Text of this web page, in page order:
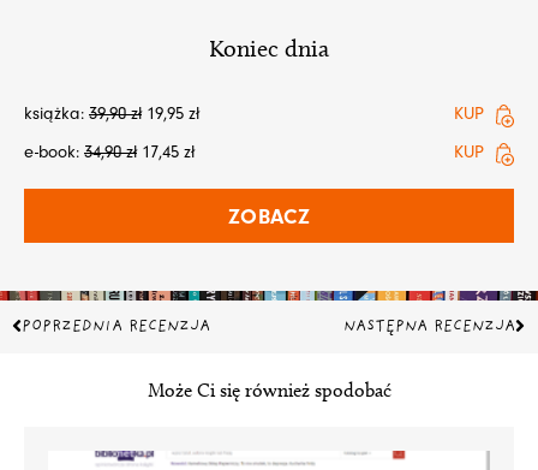
Koniec dnia
książka: 39,90zł 19,95 zł
KUP
e-book: 34,90zł 17,45 zł KUP
ZOBACZ
Prev
POPRZEDNIA RECENZJA NASTĘPNA RECENZJA
Może Ci się również spodobać